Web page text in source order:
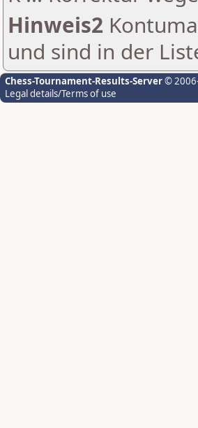
Hinweis2
und sind in der
Chess-Tournament-Results-Server©
Legal details/Terms of use